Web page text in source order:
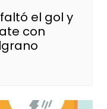
el gol y
con